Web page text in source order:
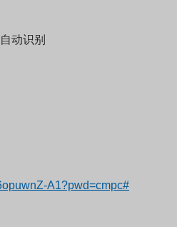
动识别
A1?pwd=cmpc#